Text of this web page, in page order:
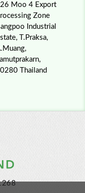
Moo 4 Export
Zone
Industrial
T.Praksa,
Thailand